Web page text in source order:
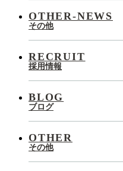
OTHER-NEWS
その他
RECRUIT
採用情報
BLOG
ブログ
OTHER
その他